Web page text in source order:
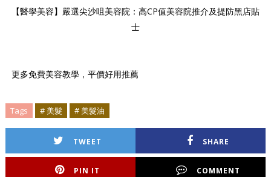
【醫學美容】嚴選尖沙咀美容院：高CP值美容院推介及提防黑店貼
士
更多免費美容教學，平價好用推薦
Tags # 美髮 # 美髮油
TWEET SHARE
PIN IT COMMENT